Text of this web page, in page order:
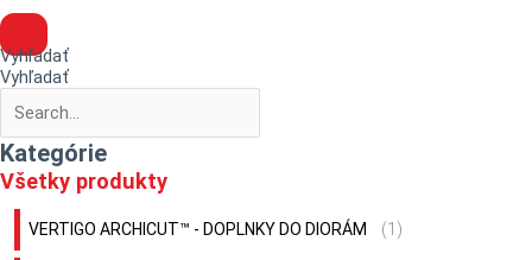
Vyhľadať
Vyhľadať
Kategórie
Všetky produkty
VERTIGO ARCHICUT™ - DOPLNKY DO DIORÁM (1)